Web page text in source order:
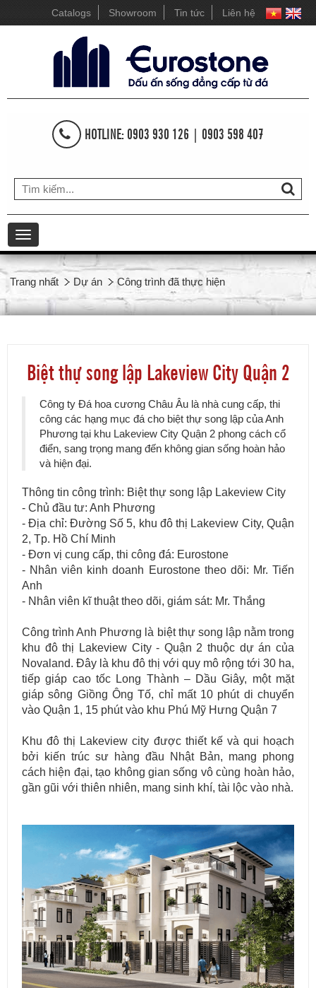
Catalogs Showroom Tin tức Liên hệ
HOTLINE: 0903 930 126 | 0903 598 407
Toggle
navigation
Trang nhất Dự án Công trình đã thực hiện
Biệt thự song lập Lakeview City Quận 2
Công ty Đá hoa cương Châu Âu là nhà cung cấp, thi
công các hạng mục đá cho biệt thự song lập của Anh
Phương tại khu Lakeview City Quận 2 phong cách cổ
điển, sang trọng mang đến không gian sống hoàn hảo
và hiện đại.
Thông tin công trình: Biệt thự song lập Lakeview City
- Chủ đầu tư: Anh Phương
- Địa chỉ: Đường Số 5, khu đô thị Lakeview City, Quận
2, Tp. Hồ Chí Minh
- Đơn vị cung cấp, thi công đá: Eurostone
- Nhân viên kinh doanh Eurostone theo dõi: Mr. Tiến
Anh
- Nhân viên kĩ thuật theo dõi, giám sát: Mr. Thắng
Công trình Anh Phương là biệt thự song lập nằm trong
khu đô thị Lakeview City - Quận 2 thuộc dự án của
Novaland. Đây là khu đô thị với quy mô rộng tới 30 ha,
tiếp giáp cao tốc Long Thành – Dầu Giây, một mặt
giáp sông Giồng Ông Tố, chỉ mất 10 phút di chuyển
vào Quận 1, 15 phút vào khu Phú Mỹ Hưng Quận 7
​Khu đô thị Lakeview city được thiết kế và qui hoạch
bởi kiến trúc sư hàng đầu Nhật Bản, mang phong
cách hiện đại, tạo không gian sống vô cùng hoàn hảo,
gần gũi với thiên nhiên, mang sinh khí, tài lộc vào nhà.